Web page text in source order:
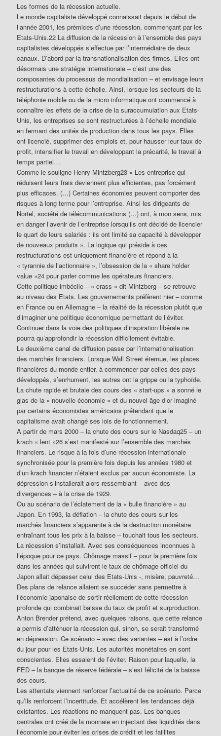
Les formes de la récession actuelle.
Le monde capitaliste développé connaissait depuis le début de
l’année 2001, les prémices d’une récession, commençant par les
Etats-Unis.22 La diffusion de la récession à l’ensemble des pays
capitalistes développés s’effectue par l’intermédiaire de deux
canaux. D’abord par la transnationalisation des firmes. Elles ont
désormais une stratégie internationale – c’est une des
composantes du processus de mondialisation – et envisage leurs
restructurations à cette échelle. Ainsi, lorsque les secteurs de la
téléphonie mobile ou de la micro informatique ont commencé à
connaître les effets de la crise de la suraccumulation aux Etats-
Unis, les entreprises se sont restructurées à l’échelle mondiale
en fermant des unités de production dans tous les pays. Elles
ont licencié, supprimer des emplois et, pour hausser leur taux de
profit, intensifier le travail en développant la précarité, le travail à
temps partiel…
Comme le souligne Henry Mintzberg23 « Les entreprise qui
réduisent leurs frais deviennent plus efficientes, pas forcément
plus efficaces. (…) Certaines économies peuvent comporter des
risques à long terme pour l’entreprise. Ainsi les dirigeants de
Nortel, société de télécommunications (…) ont, à mon sens, mis
en danger l’avenir de l’entreprise lorsqu’ils ont décidé de licencier
le quart de leurs salariés : ils ont limité sa capacité à développer
de nouveaux produits ». La logique qui préside à ces
restructurations est uniquement financière et répond à la
« tyrannie de l’actionnaire », l’obsession de la « share holder
value »24 pour parler comme les opérateurs financiers.
Cette politique imbécile – « crass » dit Mintzberg – se retrouve
au niveau des Etats. Les gouvernements préfèrent nier – comme
en France ou en Allemagne – la réalité de la récession plutôt que
d’imaginer une politique économique permettant de l’éviter.
Continuer dans la voie des politiques d’inspiration libérale ne
pourra qu’approfondir la récession difficilement évitable.
Le deuxième canal de diffusion passe par l’internationalisation
des marchés financiers. Lorsque Wall Street éternue, les places
financières du monde entier, à commencer par celles des pays
développés, s’enrhument, les autres ont la grippe ou la typhoïde.
La chute rapide et brutale des cours des « start-ups » a sonné le
glas de la « nouvelle économie » et du nouvel âge d’or imaginé
par certains économistes américains prétendant que le
capitalisme avait changé ses lois de fonctionnement.
A partir de mars 2000 – la chute des cours sur le Nasdaq25 – un
krach « lent »26 s’est manifesté sur l’ensemble des marchés
financiers. Le risque à la fois d’une récession internationale
synchronisée pour la première fois depuis les années 1980 et
d’un krach financier n’étaient exclus par aucun économiste. La
dépression s’installerait alors ressemblant – avec des
divergences – à la crise de 1929.
Ou au scénario de l’éclatement de la « bulle financière » au
Japon. En 1993, la déflation – la chute des cours sur les
marchés financiers s’apparente à de la destruction monétaire
entraînant tous les prix à la baisse – touchait tous les secteurs.
La récession s’installait. Avec ses conséquences inconnues à
l’époque pour ce pays. Chômage massif – pour la première fois
dans les années qui suivirent le taux de chômage officiel du
Japon allait dépasser celui des Etats-Unis -, misère, pauvreté…
Des plans de relance allaient se succéder sans permettre à
l’économie japonaise de sortir réellement de cette récession
profonde qui combinait baisse du taux de profit et surproduction.
Anton Brender prétend, avec quelques raisons, que cette relance
a permis d’atténuer la récession qui, sinon, se serait transformé
en dépression. Ce scénario – avec des variantes – est à l’ordre
du jour pour les Etats-Unis. Les autorités monétaires en sont
conscientes. Elles essaient de l’éviter. Raison pour laquelle, la
FED – la banque de réserve fédérale – s’est félicité de la baisse
des cours.
Les attentats viennent renforcer l’actualité de ce scénario. Parce
qu’ils renforcent l’incertitude. Et accélèrent les tendances déjà
existantes. Les réactions ne manquent pas. Les banques
centrales ont créé de la monnaie en injectant des liquidités dans
l’économie pour éviter les crises de crédit et les faillites